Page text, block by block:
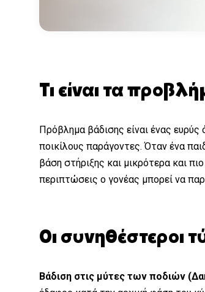
Τι είναι τα
Πρόβλημα βάδισης είναι ένας
ποικίλους παράγοντες. Όταν ένα
βάση στήριξης και μικρότερα και
περιπτώσεις ο γονέας μπορεί να
Οι συνηθέστεροι
Βάδιση στις μύτες των ποδιών